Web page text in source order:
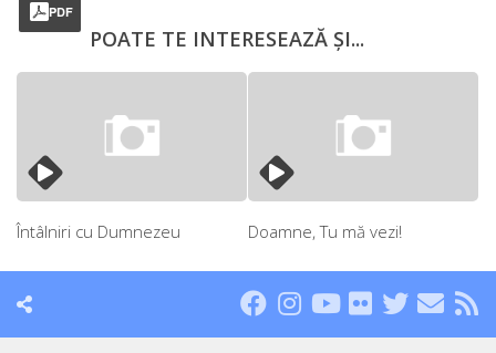
PDF
POATE TE INTERESEAZĂ ȘI...
Întâlniri cu Dumnezeu Doamne, Tu mă vezi!